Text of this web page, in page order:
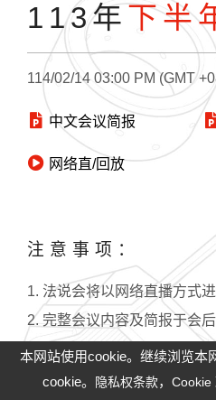
113年 下半
114/02/14 03:00 PM (GMT
中文会议简报
网络直/回放
注意事项：
1. 法说会将以网络直播方式进
2. 完整会议内容及简报于会
无法观赏网络直播，请检查
3. Win8之前IE版本需安装
人才
本网站使用cookie。继续浏览本
cookie。
隐私权条款，Cookie